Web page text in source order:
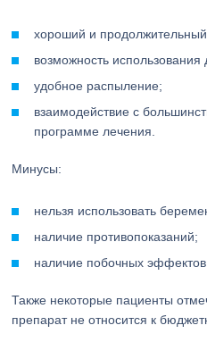
хороший и
возможность использования
удобное распыление;
взаимодействие с
программе лечения.
Минусы:
нельзя использовать
наличие противопоказаний;
наличие побочных эффектов.
Также некоторые пациенты
препарат не относится к